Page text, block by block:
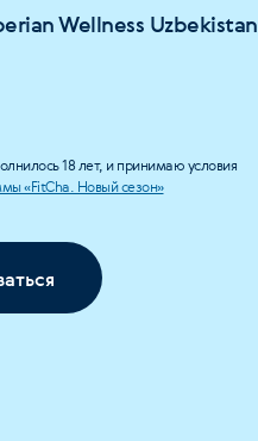
Wellness Uzbekistan
18 лет, и принимаю условия
«FitCha. Новый сезон»